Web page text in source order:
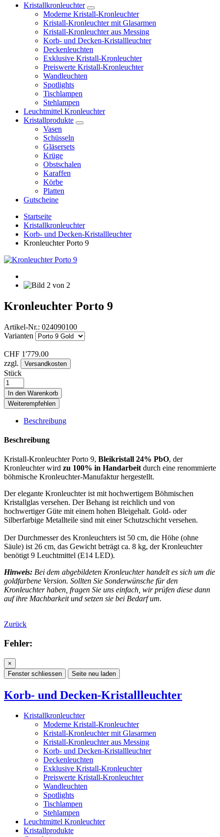
Kristallkronleuchter
Moderne Kristall-Kronleuchter
Kristall-Kronleuchter mit Glasarmen
Kristall-Kronleuchter aus Messing
Korb- und Decken-Kristallleuchter
Deckenleuchten
Exklusive Kristall-Kronleuchter
Preiswerte Kristall-Kronleuchter
Wandleuchten
Spotlights
Tischlampen
Stehlampen
Leuchtmittel Kronleuchter
Kristallprodukte
Vasen
Schüsseln
Gläsersets
Krüge
Obstschalen
Karaffen
Körbe
Platten
Gutscheine
Startseite
Kristallkronleuchter
Korb- und Decken-Kristallleuchter
Kronleuchter Porto 9
Kronleuchter Porto 9
Artikel-Nr.: 024090100
Varianten
CHF 1'779.00
zzgl.
Versandkosten
Stück
In den Warenkorb
Weiterempfehlen
Beschreibung
Beschreibung
Kristall-Kronleuchter Porto 9, Bleikristall 24% PbO, der
Kronleuchter wird zu 100% in Handarbeit durch eine renommierte
böhmische Kronleuchter-Manufaktur hergestellt.
Der elegante Kronleuchter ist mit hochwertigem Böhmischen
Kristallglas versehen. Der Behang ist reichlich und von
hochwertiger Güte mit einem hohen Bleigehalt. Gold- oder
Silberfarbige Metallteile sind mit einer Schutzschicht versehen.
Der Durchmesser des Kronleuchters ist 50 cm, die Höhe (ohne
Säule) ist 26 cm, das Gewicht beträgt ca. 8 kg, der Kronleuchter
benötigt 9 Leuchtmittel (E14 LED).
Hinweis: Bei dem abgebildeten Kronleuchter handelt es sich um die
goldfarbene Version. Sollten Sie Sonderwünsche für den
Kronleuchter haben, fragen Sie uns einfach, wir prüfen diese dann
auf ihre Machbarkeit und setzen sie bei Bedarf um.
Zurück
Fehler:
×
Fenster schliessen
Seite neu laden
Korb- und Decken-Kristallleuchter
Kristallkronleuchter
Moderne Kristall-Kronleuchter
Kristall-Kronleuchter mit Glasarmen
Kristall-Kronleuchter aus Messing
Korb- und Decken-Kristallleuchter
Deckenleuchten
Exklusive Kristall-Kronleuchter
Preiswerte Kristall-Kronleuchter
Wandleuchten
Spotlights
Tischlampen
Stehlampen
Leuchtmittel Kronleuchter
Kristallprodukte